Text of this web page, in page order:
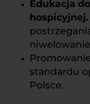
Edukacja
hospicyjnej.
standardu
Polsce.